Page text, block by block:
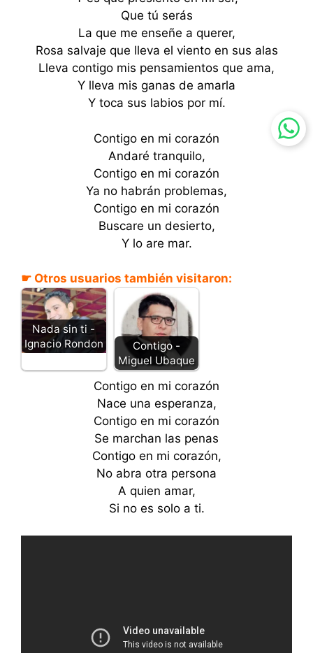
Que tú serás
La que me enseñe a querer,
Rosa salvaje que lleva el viento en sus alas
Lleva contigo mis pensamientos que ama,
Y lleva mis ganas de amarla
Y toca sus labios por mí.
Contigo en mi corazón
Andaré tranquilo,
Contigo en mi corazón
Ya no habrán problemas,
Contigo en mi corazón
Buscare un desierto,
Y lo are mar.
☛ Otros usuarios también visitaron:
Nada sin ti -
Ignacio Rondon
Contigo -
Miguel Ubaque
Contigo en mi corazón
Nace una esperanza,
Contigo en mi corazón
Se marchan las penas
Contigo en mi corazón,
No abra otra persona
A quien amar,
Si no es solo a ti.